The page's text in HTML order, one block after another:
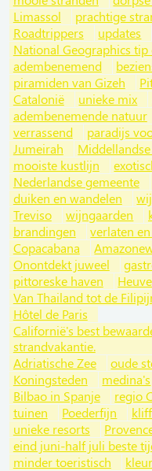
Limassol
prachtige
Roadtrippers
updates
National Geographics tip
adembenemend
piramiden van Gizeh
Catalonië
unieke mix
adembenemende natuur
verrassend
paradijs
Jumeirah
mooiste kustlijn
Nederlandse gemeente
duiken en wandelen
Treviso
wijngaarden
brandingen
verlaten
Copacabana
Onontdekt juweel
pittoreske haven
Van Thailand tot de
Hôtel de Paris
Californië's best
strandvakantie.
Adriatische Zee
oude
Koningsteden
medina's
Bilbao in Spanje
regio
tuinen
Poederfijn
unieke resorts
eind juni-half juli beste
minder toeristisch